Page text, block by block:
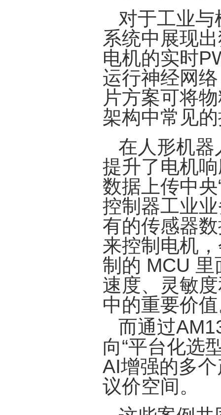
对于工业
系统中展现
电机的实时
运行神经网
片方案可将
架构中常见
在人形机器
提升了电机
数据上传中
控制器工业
有的传感器
来控制电机
制的 MCU
速度、灵敏
中的重要价值
而通过
向“平台化选
AI增强的多
议价空间。